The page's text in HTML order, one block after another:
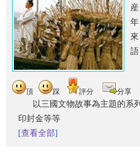
年
頂 踩 評分 分享
以三國文物故事為主題的系
印封金等等
[查看全部]